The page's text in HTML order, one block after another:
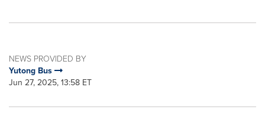
NEWS PROVIDED BY
Yutong Bus
Jun 27, 2025, 13:58 ET